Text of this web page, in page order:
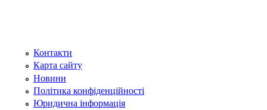
Контакти
Карта сайту
Новини
Політика конфіденційності
Юридична інформація